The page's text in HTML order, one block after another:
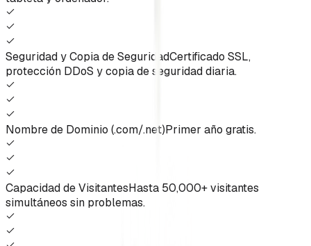
Seguridad y Copia de SeguridadCertificado SSL,
protección DDoS y copia de seguridad diaria.
Nombre de Dominio (.com/.net)Primer año gratis.
Capacidad de VisitantesHasta 50,000+ visitantes
simultáneos sin problemas.